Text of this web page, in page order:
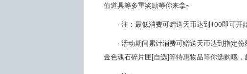
值道具等多重奖励等你来拿~
· 注：最低消费可赠送天币达到100即可开
· 活动期间累计消费可赠送天币达到指定
金色魂石碎片匣[自选]等特惠物品等你选购哦